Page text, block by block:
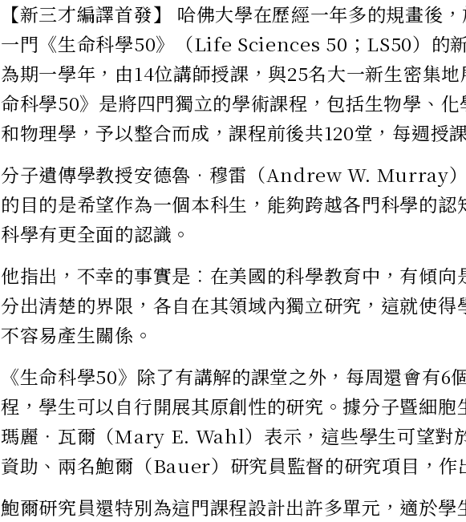
【新三才編譯首發】 哈佛大學在歷經一年多的規畫後
一門《生命科學50》（Life Sciences 50；LS50）的
為期一學年，由14位講師授課，與25名大一新生密集
命科學50》是將四門獨立的學術課程，包括生物學、
和物理學，予以整合而成，課程前後共120堂，每週授
分子遺傳學教授安德魯•穆雷（Andrew W. Murray
的目的是希望作為一個本科生，能夠跨越各門科學的認
科學有更全面的認識。
他指出，不幸的事實是︰在美國的科學教育中，有傾向
分出清楚的界限，各自在其領域內獨立研究，這就使得
不容易產生關係。
《生命科學50》除了有講解的課堂之外，每周還會有6
程，學生可以自行開展其原創性的研究。據分子暨細胞
瑪麗．瓦爾（Mary E. Wahl）表示，這些學生可望對
資助、兩名鮑爾（Bauer）研究員監督的研究項目，作
鮑爾研究員還特別為這門課程設計出許多單元，適於學